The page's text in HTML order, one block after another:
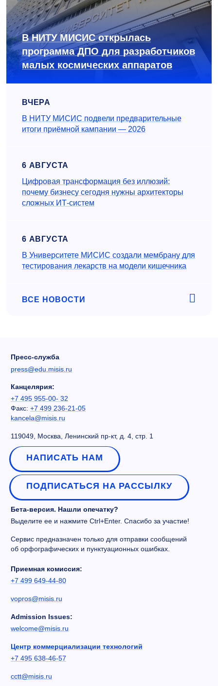
В НИТУ МИСИС открылась
программа ДПО для разработчиков
малых космических аппаратов
ВЧЕРА
В НИТУ МИСИС подвели предварительные
итоги приёмной кампании — 2026
6 АВГУСТА
Цифровая трансформация без иллюзий:
почему бизнесу сегодня нужны архитекторы
сложных ИТ-систем
6 АВГУСТА
В Университете МИСИС создали мембрану для
тестирования лекарств на модели кишечника
ВСЕ НОВОСТИ
Пресс-служба
press@edu.misis.ru
Канцелярия:
+7 495 955-00- 32
Факс: +7 499 236-21-05
kancela@misis.ru
119049, Москва, Ленинский пр-кт, д. 4, стр. 1
НАПИСАТЬ НАМ
ПОДПИСАТЬСЯ НА РАССЫЛКУ
Бета-версия. Нашли опечатку?
Выделите ее и нажмите Ctrl+Enter. Спасибо за участие!
Сервис предназначен только для отправки сообщений
об орфографических и пунктуационных ошибках.
Приемная комиссия:
+7 499 649-44-80
vopros@misis.ru
Admission Issues:
welcome@misis.ru
Центр коммерциализации технологий
+7 495 638-46-57
cctt@misis.ru